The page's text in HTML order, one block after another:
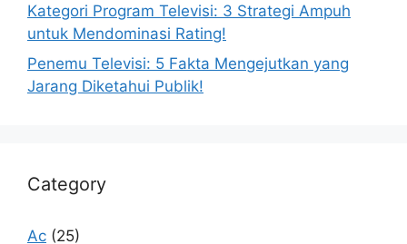
Kategori Program Televisi: 3 Strategi Ampuh
untuk Mendominasi Rating!
Penemu Televisi: 5 Fakta Mengejutkan yang
Jarang Diketahui Publik!
Category
Ac (25)